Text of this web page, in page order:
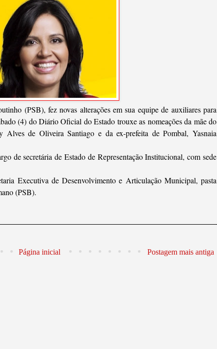
(PSB), fez novas alterações em sua equipe de auxiliares para
(4) do Diário Oficial do Estado trouxe as nomeações da mãe do
de Oliveira Santiago e da ex-prefeita de Pombal, Yasnaia
de secretária de Estado de Representação Institucional, com sede
Executiva de Desenvolvimento e Articulação Municipal, pasta
(PSB).
Postagem mais antiga
Página inicial